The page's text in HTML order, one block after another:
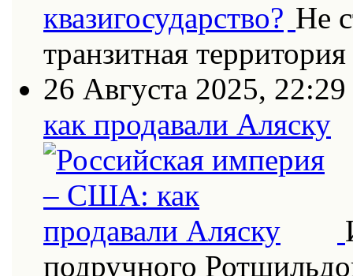
Не
транзитная территория
26 Августа 2025, 22:29
как продавали Аляску
подручного